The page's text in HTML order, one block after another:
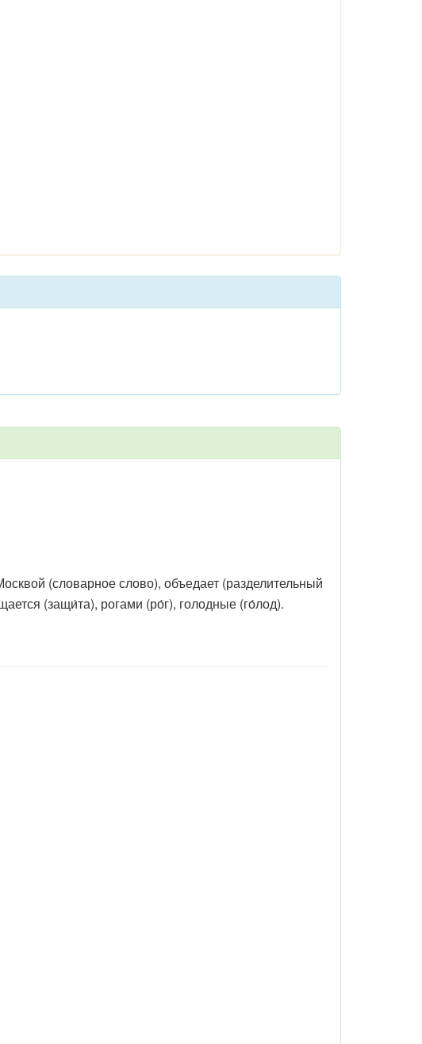
(словарное слово), объедает (разделительный
(защи́та), рогами (ро́г), голодные (го́лод).